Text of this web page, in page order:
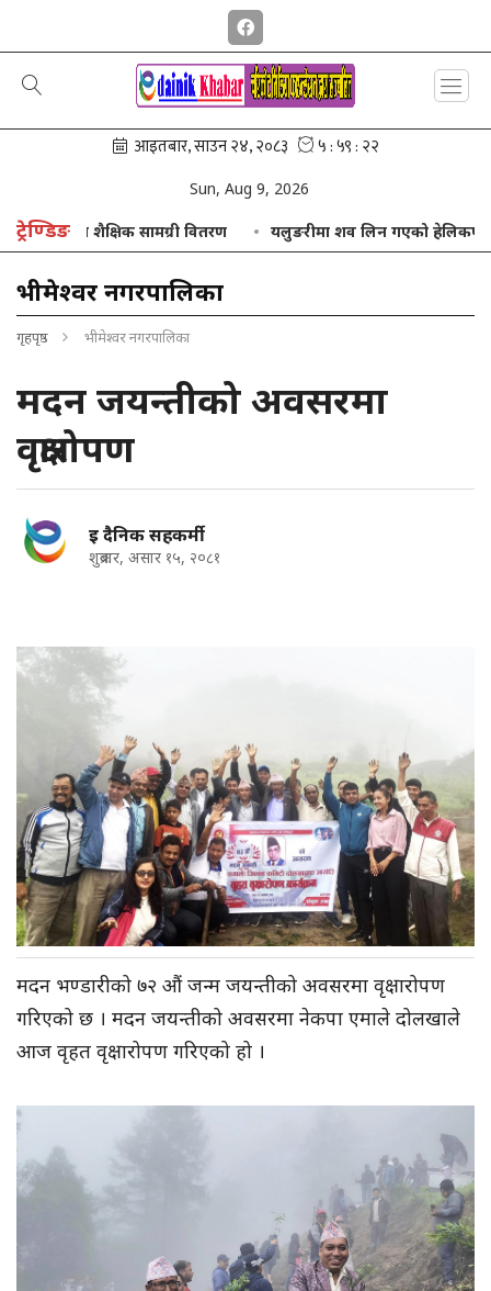
Sun, Aug 9, 2026
ट्रेण्डिङ
तथा शैक्षिक सामग्री वितरण यलुङरीमा शव लिन गएको हेलिकप्टर
भीमेश्वर नगरपालिका
गृहपृष्ठ भीमेश्वर नगरपालिका
मदन जयन्तीको अवसरमा
वृक्षारोपण
इ दैनिक सहकर्मी
शुक्रबार, असार १५, २०८१
मदन भण्डारीको ७२ औं जन्म जयन्तीको अवसरमा वृक्षारोपण
गरिएको छ । मदन जयन्तीको अवसरमा नेकपा एमाले दोलखाले
आज वृहत वृक्षारोपण गरिएको हो ।